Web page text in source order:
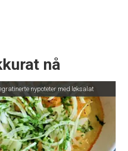
nå
nypoteter med løksalat